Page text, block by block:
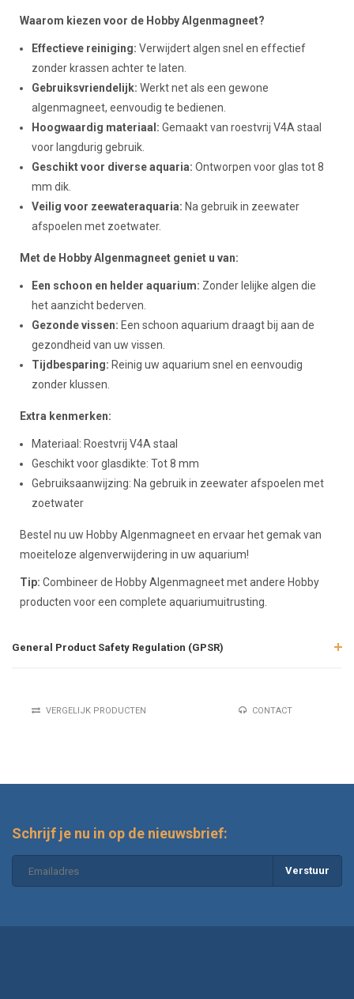
Waarom kiezen voor de Hobby Algenmagneet?
Effectieve reiniging: Verwijdert algen snel en effectief
zonder krassen achter te laten.
Gebruiksvriendelijk: Werkt net als een gewone
algenmagneet, eenvoudig te bedienen.
Hoogwaardig materiaal: Gemaakt van roestvrij V4A staal
voor langdurig gebruik.
Geschikt voor diverse aquaria: Ontworpen voor glas tot 8
mm dik.
Veilig voor zeewateraquaria: Na gebruik in zeewater
afspoelen met zoetwater.
Met de Hobby Algenmagneet geniet u van:
Een schoon en helder aquarium: Zonder lelijke algen die
het aanzicht bederven.
Gezonde vissen: Een schoon aquarium draagt bij aan de
gezondheid van uw vissen.
Tijdbesparing: Reinig uw aquarium snel en eenvoudig
zonder klussen.
Extra kenmerken:
Materiaal: Roestvrij V4A staal
Geschikt voor glasdikte: Tot 8 mm
Gebruiksaanwijzing: Na gebruik in zeewater afspoelen met
zoetwater
Bestel nu uw Hobby Algenmagneet en ervaar het gemak van
moeiteloze algenverwijdering in uw aquarium!
Tip: Combineer de Hobby Algenmagneet met andere Hobby
producten voor een complete aquariumuitrusting.
General Product Safety Regulation (GPSR)
VERGELIJK PRODUCTEN CONTACT
Schrijf je nu in op de nieuwsbrief:
Verstuur